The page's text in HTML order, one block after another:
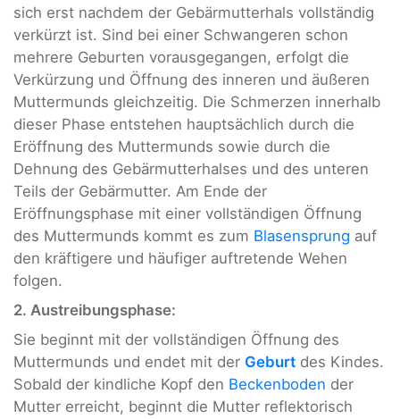
sich erst nachdem der Gebärmutterhals vollständig
verkürzt ist. Sind bei einer Schwangeren schon
mehrere Geburten vorausgegangen, erfolgt die
Verkürzung und Öffnung des inneren und äußeren
Muttermunds gleichzeitig. Die Schmerzen innerhalb
dieser Phase entstehen hauptsächlich durch die
Eröffnung des Muttermunds sowie durch die
Dehnung des Gebärmutterhalses und des unteren
Teils der Gebärmutter. Am Ende der
Eröffnungsphase mit einer vollständigen Öffnung
des Muttermunds kommt es zum Blasensprung auf
den kräftigere und häufiger auftretende Wehen
folgen.
2. Austreibungsphase:
Sie beginnt mit der vollständigen Öffnung des
Muttermunds und endet mit der Geburt des Kindes.
Sobald der kindliche Kopf den Beckenboden der
Mutter erreicht, beginnt die Mutter reflektorisch